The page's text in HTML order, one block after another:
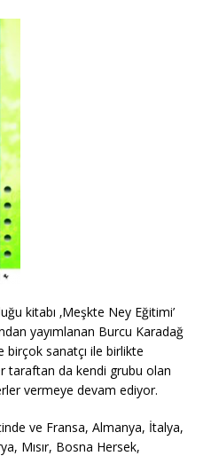
kitabı ‚Meşkte Ney Eğitimi’
yayımlanan Burcu Karadağ
birçok sanatçı ile birlikte
taraftan da kendi grubu olan
vermeye devam ediyor.
ve Fransa, Almanya, İtalya,
Mısır, Bosna Hersek,